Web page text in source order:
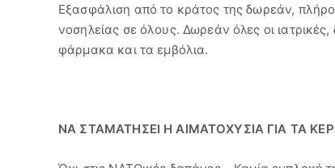
Εξασφάλιση από το κράτος της δωρεάν,
νοσηλείας σε όλους. Δωρεάν όλες οι
φάρμακα και τα εμβόλια.
ΝΑ ΣΤΑΜΑΤΗΣΕΙ Η ΑΙΜΑΤΟΧΥΣΙΑ ΓΙΑ ΤΑ